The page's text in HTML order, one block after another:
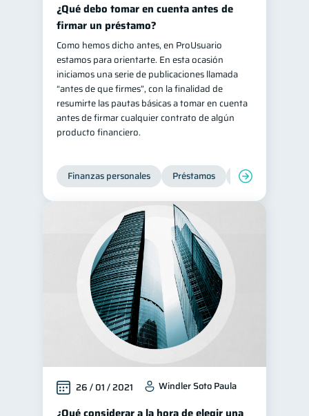
¿Qué debo tomar en cuenta antes de
firmar un préstamo?
Como hemos dicho antes, en ProUsuario
estamos para orientarte. En esta ocasión
iniciamos una serie de publicaciones llamada
“antes de que firmes”, con la finalidad de
resumirte las pautas básicas a tomar en cuenta
antes de firmar cualquier contrato de algún
producto financiero.
Finanzas personales Préstamos Entidad
26 / 01 / 2021 Windler Soto Paula